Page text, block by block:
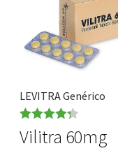
LEVITRA Genérico
Rated
Vilitra 60mg